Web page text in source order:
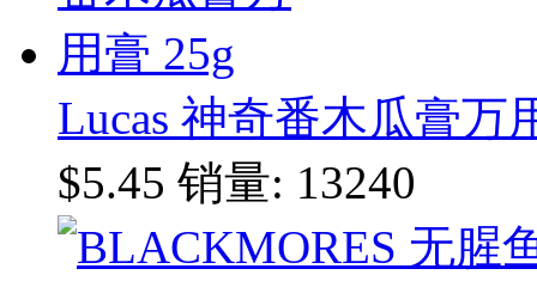
Lucas 神奇番木瓜膏万
$5.45 销量: 13240